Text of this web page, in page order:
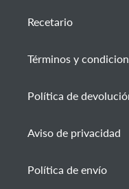
Recetario
Términos y
Política de
Aviso de privacidad
Política de envío